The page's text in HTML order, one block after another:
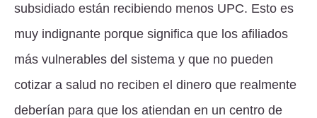
subsidiado están recibiendo menos UPC. Esto es
muy indignante porque significa que los afiliados
más vulnerables del sistema y que no pueden
cotizar a salud no reciben el dinero que realmente
deberían para que los atiendan en un centro de